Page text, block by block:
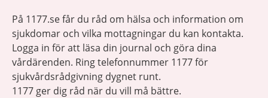
På 1177.se får du råd om hälsa och information om
sjukdomar och vilka mottagningar du kan kontakta.
Logga in för att läsa din journal och göra dina
vårdärenden. Ring telefonnummer 1177 för
sjukvårdsrådgivning dygnet runt.
1177 ger dig råd när du vill må bättre.